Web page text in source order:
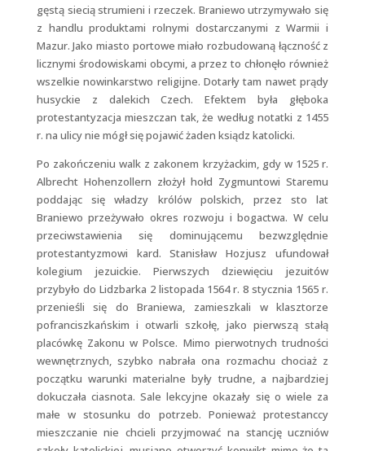
gęstą siecią strumieni i rzeczek. Braniewo utrzymywało się
z handlu produktami rolnymi dostarczanymi z Warmii i
Mazur. Jako miasto portowe miało rozbudowaną łączność z
licznymi środowiskami obcymi, a przez to chłonęło również
wszelkie nowinkarstwo religijne. Dotarły tam nawet prądy
husyckie z dalekich Czech. Efektem była głęboka
protestantyzacja mieszczan tak, że według notatki z 1455
r. na ulicy nie mógł się pojawić żaden ksiądz katolicki.
Po zakończeniu walk z zakonem krzyżackim, gdy w 1525 r.
Albrecht Hohenzollern złożył hołd Zygmuntowi Staremu
poddając się władzy królów polskich, przez sto lat
Braniewo przeżywało okres rozwoju i bogactwa. W celu
przeciwstawienia się dominującemu bezwzględnie
protestantyzmowi kard. Stanisław Hozjusz ufundował
kolegium jezuickie. Pierwszych dziewięciu jezuitów
przybyło do Lidzbarka 2 listopada 1564 r. 8 stycznia 1565 r.
przenieśli się do Braniewa, zamieszkali w klasztorze
pofranciszkańskim i otwarli szkołę, jako pierwszą stałą
placówkę Zakonu w Polsce. Mimo pierwotnych trudności
wewnętrznych, szybko nabrała ona rozmachu chociaż z
początku warunki materialne były trudne, a najbardziej
dokuczała ciasnota. Sale lekcyjne okazały się o wiele za
małe w stosunku do potrzeb. Ponieważ protestanccy
mieszczanie nie chcieli przyjmować na stancję uczniów